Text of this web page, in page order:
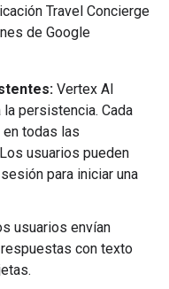
Travel Concierge
de Google
Vertex AI
persistencia. Cada
todas las
usuarios pueden
para iniciar una
usuarios envían
con texto